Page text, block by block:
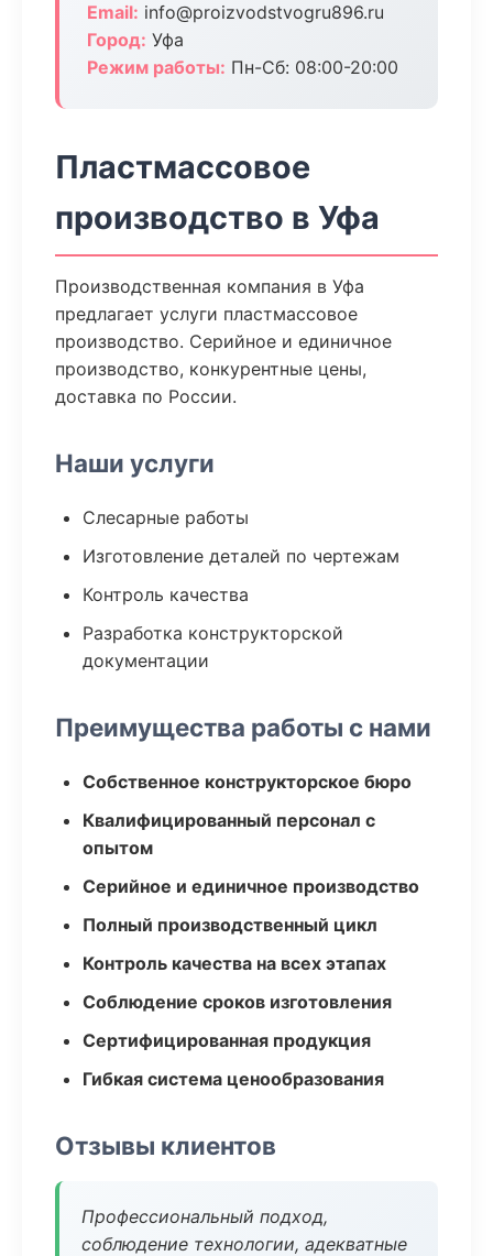
Email: info@proizvodstvogru896.ru
Город: Уфа
Режим работы: Пн-Сб: 08:00-20:00
Пластмассовое
производство в Уфа
Производственная компания в Уфа
предлагает услуги пластмассовое
производство. Серийное и единичное
производство, конкурентные цены,
доставка по России.
Наши услуги
Слесарные работы
Изготовление деталей по чертежам
Контроль качества
Разработка конструкторской
документации
Преимущества работы с нами
Собственное конструкторское бюро
Квалифицированный персонал с
опытом
Серийное и единичное производство
Полный производственный цикл
Контроль качества на всех этапах
Соблюдение сроков изготовления
Сертифицированная продукция
Гибкая система ценообразования
Отзывы клиентов
Профессиональный подход,
соблюдение технологии, адекватные